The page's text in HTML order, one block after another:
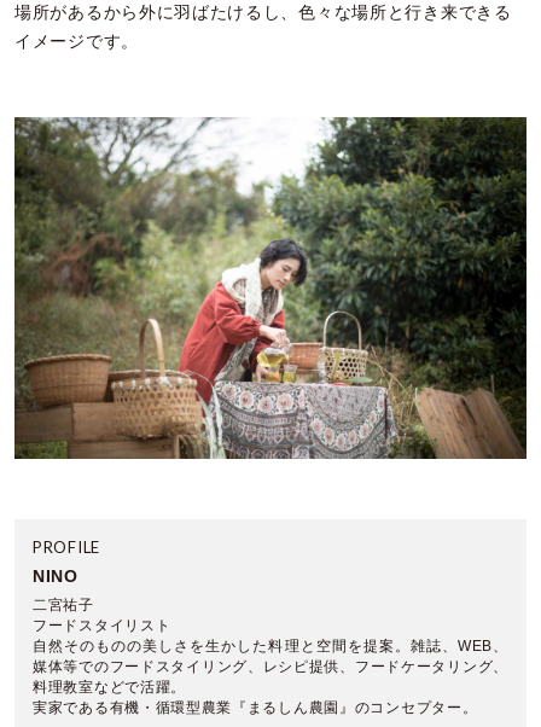
場所があるから外に羽ばたけるし、色々な場所と行き来できる
イメージです。
PROFILE
NINO
二宮祐子
フードスタイリスト
自然そのものの美しさを生かした料理と空間を提案。雑誌、WEB、
媒体等でのフードスタイリング、レシピ提供、フードケータリング、
料理教室などで活躍。
実家である有機・循環型農業『まるしん農園』のコンセプター。